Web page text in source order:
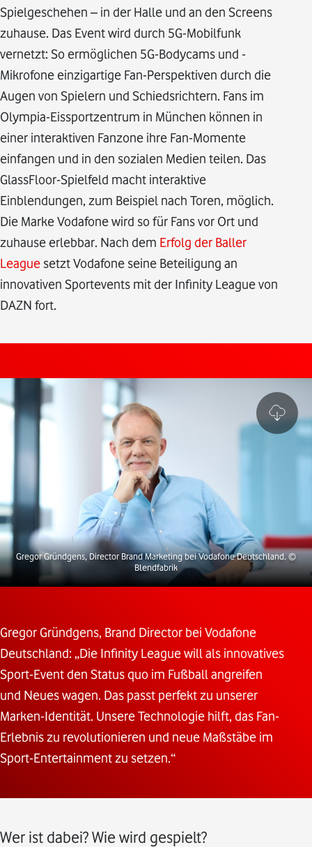
Spielgeschehen – in der Halle und an den Screens
zuhause. Das Event wird durch 5G-Mobilfunk
vernetzt: So ermöglichen 5G-Bodycams und -
Mikrofone einzigartige Fan-Perspektiven durch die
Augen von Spielern und Schiedsrichtern. Fans im
Olympia-Eissportzentrum in München können in
einer interaktiven Fanzone ihre Fan-Momente
einfangen und in den sozialen Medien teilen. Das
GlassFloor-Spielfeld macht interaktive
Einblendungen, zum Beispiel nach Toren, möglich.
Die Marke Vodafone wird so für Fans vor Ort und
zuhause erlebbar. Nach dem Erfolg der Baller
League setzt Vodafone seine Beteiligung an
innovativen Sportevents mit der Infinity League von
DAZN fort.
Gregor Gründgens, Director Brand Marketing bei Vodafone Deutschland.©
Blendfabrik
Gregor Gründgens, Brand Director bei Vodafone
Deutschland: „Die Infinity League will als innovatives
Sport-Event den Status quo im Fußball angreifen
und Neues wagen. Das passt perfekt zu unserer
Marken-Identität. Unsere Technologie hilft, das Fan-
Erlebnis zu revolutionieren und neue Maßstäbe im
Sport-Entertainment zu setzen.“
Wer ist dabei? Wie wird gespielt?